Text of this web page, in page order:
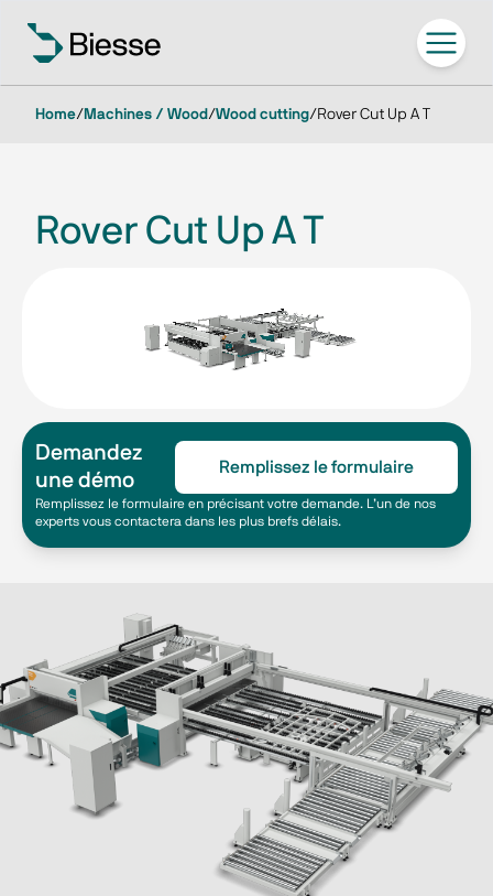
Home/ Machines / Wood/Wood cutting/ Rover Cut Up A T
Rover Cut Up A T
Demandez
une démo
Remplissez le formulaire
Remplissez le formulaire en précisant votre demande. L’un de nos
experts vous contactera dans les plus brefs délais.